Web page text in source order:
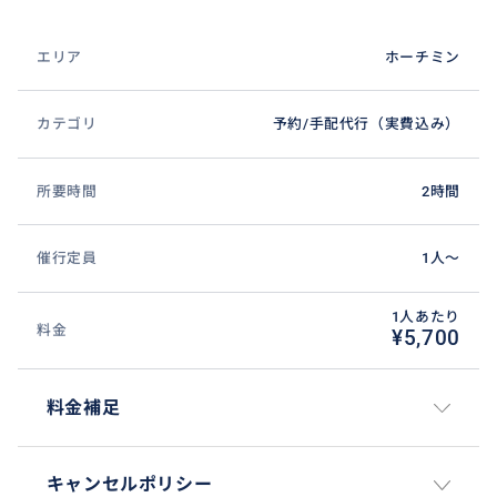
エリア ホーチミン
カテゴリ 予約/手配代行（実費込み）
所要時間 2時間
催行定員 1人〜
料金
1人あたり
¥5,700
料金補足
キャンセルポリシー